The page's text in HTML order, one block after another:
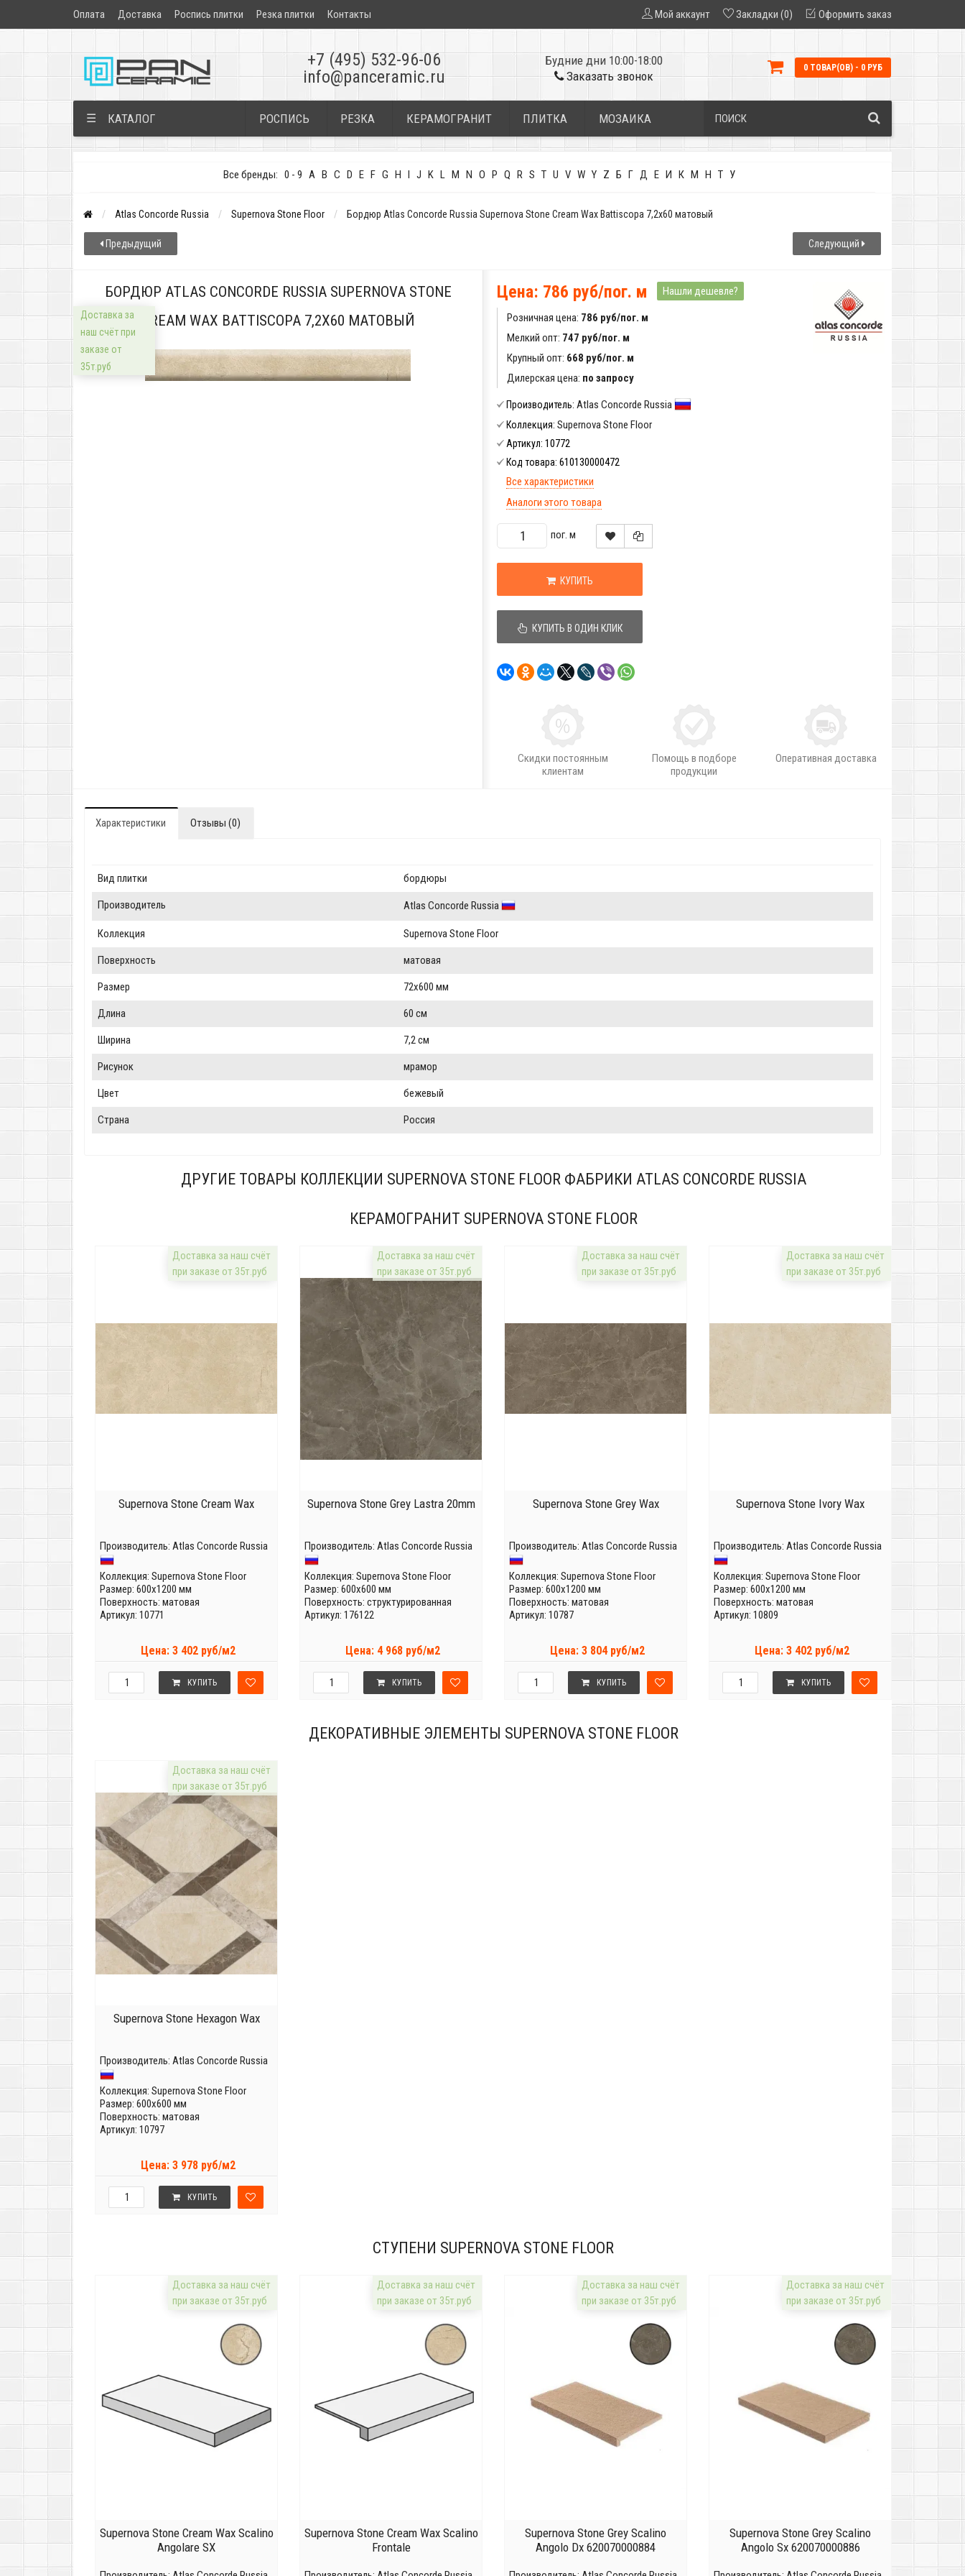
Оплата Доставка Роспись плитки Резка плитки Контакты Мой аккаунт Закладки (0) Оформить заказ
+7 (495) 532-96-06
info@panceramic.ru
Будние дни 10:00-18:00
Заказать звонок
0 ТОВАР(ОВ) - 0 РУБ
☰ КАТАЛОГ РОСПИСЬ РЕЗКА КЕРАМОГРАНИТ ПЛИТКА МОЗАИКА
Все бренды: 0 - 9 A B C D E F G H I J K L M N O P Q R S T U V W Y Z Б Г Д Е И К М Н Т У
Atlas Concorde Russia Supernova Stone Floor Бордюр Atlas Concorde Russia Supernova Stone Cream Wax Battiscopa 7,2x60 матовый
Предыдущий Следующий
БОРДЮР ATLAS CONCORDE RUSSIA SUPERNOVA STONE
CREAM WAX BATTISCOPA 7,2X60 МАТОВЫЙ
Доставка за
наш счёт при
заказе от
35т.руб
Цена: 786 руб/пог. м Нашли дешевле?
Розничная цена: 786 руб/пог. м
Мелкий опт: 747 руб/пог. м
Крупный опт: 668 руб/пог. м
Дилерская цена: по запросу
Производитель: Atlas Concorde Russia
Коллекция: Supernova Stone Floor
Артикул: 10772
Код товара: 610130000472
Все характеристики
Аналоги этого товара
пог. м
КУПИТЬ
КУПИТЬ В ОДИН КЛИК
Скидки постоянным
клиентам
Помощь в подборе
продукции
Оперативная доставка
Характеристики Отзывы (0)
Вид плитки бордюры
Производитель Atlas Concorde Russia
Коллекция Supernova Stone Floor
Поверхность матовая
Размер 72x600 мм
Длина 60 см
Ширина 7,2 см
Рисунок мрамор
Цвет бежевый
Страна Россия
ДРУГИЕ ТОВАРЫ КОЛЛЕКЦИИ SUPERNOVA STONE FLOOR ФАБРИКИ ATLAS CONCORDE RUSSIA
КЕРАМОГРАНИТ SUPERNOVA STONE FLOOR
Доставка за наш счёт
при заказе от 35т.руб
Supernova Stone Cream Wax
Производитель: Atlas Concorde Russia
Коллекция: Supernova Stone Floor
Размер: 600x1200 мм
Поверхность: матовая
Артикул: 10771
Цена: 3 402 руб/м2
КУПИТЬ
Доставка за наш счёт
при заказе от 35т.руб
Supernova Stone Grey Lastra 20mm
Производитель: Atlas Concorde Russia
Коллекция: Supernova Stone Floor
Размер: 600x600 мм
Поверхность: структурированная
Артикул: 176122
Цена: 4 968 руб/м2
КУПИТЬ
Доставка за наш счёт
при заказе от 35т.руб
Supernova Stone Grey Wax
Производитель: Atlas Concorde Russia
Коллекция: Supernova Stone Floor
Размер: 600x1200 мм
Поверхность: матовая
Артикул: 10787
Цена: 3 804 руб/м2
КУПИТЬ
Доставка за наш счёт
при заказе от 35т.руб
Supernova Stone Ivory Wax
Производитель: Atlas Concorde Russia
Коллекция: Supernova Stone Floor
Размер: 600x1200 мм
Поверхность: матовая
Артикул: 10809
Цена: 3 402 руб/м2
КУПИТЬ
ДЕКОРАТИВНЫЕ ЭЛЕМЕНТЫ SUPERNOVA STONE FLOOR
Доставка за наш счёт
при заказе от 35т.руб
Supernova Stone Hexagon Wax
Производитель: Atlas Concorde Russia
Коллекция: Supernova Stone Floor
Размер: 600x600 мм
Поверхность: матовая
Артикул: 10797
Цена: 3 978 руб/м2
КУПИТЬ
СТУПЕНИ SUPERNOVA STONE FLOOR
Доставка за наш счёт
при заказе от 35т.руб
Supernova Stone Cream Wax Scalino
Angolare SX
Доставка за наш счёт
при заказе от 35т.руб
Supernova Stone Cream Wax Scalino
Frontale
Доставка за наш счёт
при заказе от 35т.руб
Supernova Stone Grey Scalino
Angolo Dx 620070000884
Доставка за наш счёт
при заказе от 35т.руб
Supernova Stone Grey Scalino
Angolo Sx 620070000886